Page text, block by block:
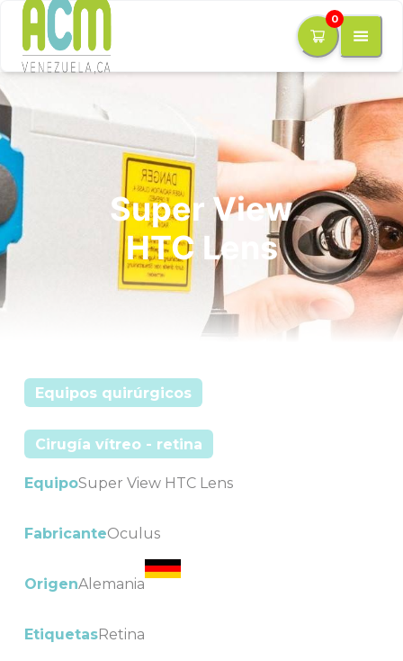
0
Super View
HTC Lens
Equipos quirúrgicos
Cirugía vítreo - retina
EquipoSuper View HTC Lens
FabricanteOculus
OrigenAlemania
EtiquetasRetina